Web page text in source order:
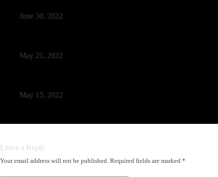
June 30, 2022
May 21, 2022
May 15, 2022
Leave a Reply
Your email address will not be published. Required fields are marked *
A